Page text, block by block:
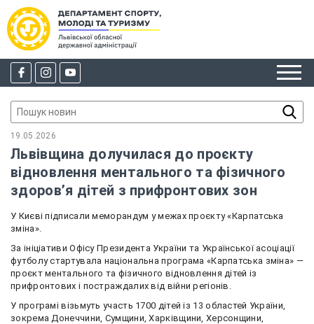
19.05.2026
Львівщина долучилася до проєкту
відновлення ментального та фізичного
здоров’я дітей з прифронтових зон
У Києві підписали меморандум у межах проєкту «Карпатська
зміна».
За ініціативи Офісу Президента України та Української асоціації
футболу стартувала національна програма «Карпатська зміна» —
проєкт ментального та фізичного відновлення дітей із
прифронтових і постраждалих від війни регіонів.
У програмі візьмуть участь 1700 дітей із 13 областей України,
зокрема Донеччини, Сумщини, Харківщини, Херсонщини,